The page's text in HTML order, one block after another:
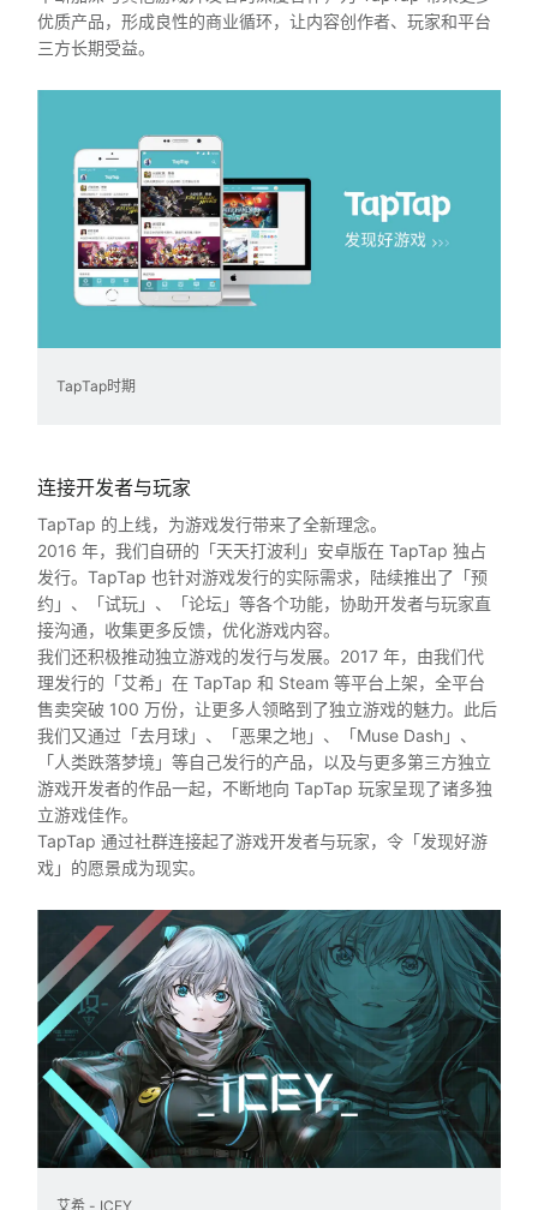
优质产品，形成良性的商业循环，让内容创作者、玩家和平台
三方长期受益。
TapTap时期
连接开发者与玩家
TapTap 的上线，为游戏发行带来了全新理念。
2016 年，我们自研的「天天打波利」安卓版在 TapTap 独占
发行。TapTap 也针对游戏发行的实际需求，陆续推出了「预
约」、「试玩」、「论坛」等各个功能，协助开发者与玩家直
接沟通，收集更多反馈，优化游戏内容。
我们还积极推动独立游戏的发行与发展。2017 年，由我们代
理发行的「艾希」在 TapTap 和 Steam 等平台上架，全平台
售卖突破 100 万份，让更多人领略到了独立游戏的魅力。此后
我们又通过「去月球」、「恶果之地」、「Muse Dash」、
「人类跌落梦境」等自己发行的产品，以及与更多第三方独立
游戏开发者的作品一起，不断地向 TapTap 玩家呈现了诸多独
立游戏佳作。
TapTap 通过社群连接起了游戏开发者与玩家，令「发现好游
戏」的愿景成为现实。
艾希 - ICEY